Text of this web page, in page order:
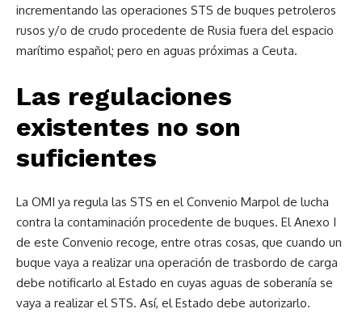
incrementando las operaciones STS de buques petroleros
rusos y/o de crudo procedente de Rusia fuera del espacio
marítimo español; pero en aguas próximas a Ceuta.
Las regulaciones
existentes no son
suficientes
La OMI ya regula las STS en el Convenio Marpol de lucha
contra la contaminación procedente de buques. El Anexo I
de este Convenio recoge, entre otras cosas, que cuando un
buque vaya a realizar una operación de trasbordo de carga
debe notificarlo al Estado en cuyas aguas de soberanía se
vaya a realizar el STS. Así, el Estado debe autorizarlo.